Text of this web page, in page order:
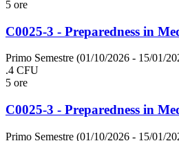
5 ore
C0025-3 - Preparedness in
Primo Semestre (01/10/2026 - 15/01/
.4 CFU
5 ore
C0025-3 - Preparedness in
Primo Semestre (01/10/2026 - 15/01/